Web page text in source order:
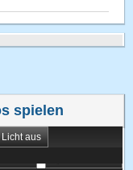
spielen
Licht aus